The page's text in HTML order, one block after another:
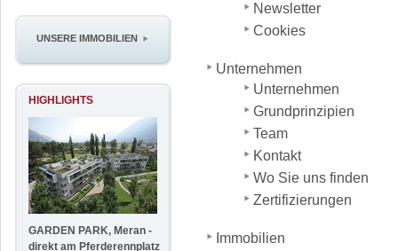
UNSERE IMMOBILIEN
HIGHLIGHTS
GARDEN PARK, Meran -
direkt am Pferderennplatz
Newsletter
Cookies
Unternehmen
Unternehmen
Grundprinzipien
Team
Kontakt
Wo Sie uns finden
Zertifizierungen
Immobilien